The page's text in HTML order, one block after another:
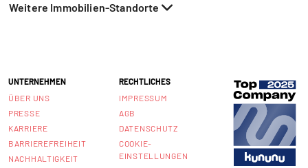
Weitere Immobilien-Standorte
UNTERNEHMEN
ÜBER UNS
PRESSE
KARRIERE
BARRIEREFREIHEIT
NACHHALTIGKEIT
RECHTLICHES
IMPRESSUM
AGB
DATENSCHUTZ
COOKIE-
EINSTELLUNGEN